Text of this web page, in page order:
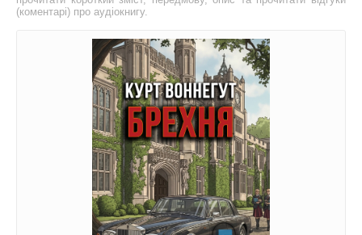
(коментарі) про аудіокнигу.